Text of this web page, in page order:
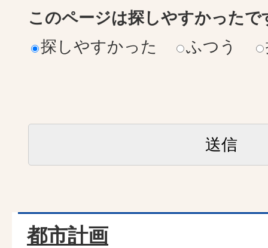
このページは探しやすかったで
探しやすかった
ふつう
都市計画